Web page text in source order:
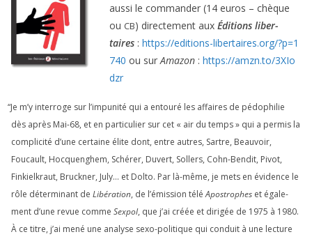
aus­si le com­man­der (14 euros – chèque
ou CB) direc­te­ment aux Éditions liber­
taires : https://​edi​tions​-liber​taires​.org/​?​p​=​1
740 ou sur Amazon : https://​amzn​.to/​3​X​I​o​
dzr
“Je m’y inter­roge sur l’impunité qui a entou­ré les affaires de pédo­phi­lie
dès après Mai-68, et en par­ti­cu­lier sur cet « air du temps » qui a per­mis la
com­pli­ci­té d’une cer­taine élite dont, entre autres, Sartre, Beauvoir,
Foucault, Hocquenghem, Schérer, Duvert, Sollers, Cohn-Bendit, Pivot,
Finkielkraut, Bruckner, July… et Dolto. Par là-même, je mets en évi­dence le
rôle déter­mi­nant de Libération, de l’émission téléApostrophes et éga­le­
ment d’une revue comme Sexpol, que j’ai créée et diri­gée de 1975 à 1980.
À ce titre, j’ai mené une ana­lyse sexo-poli­tique qui conduit à une lec­ture